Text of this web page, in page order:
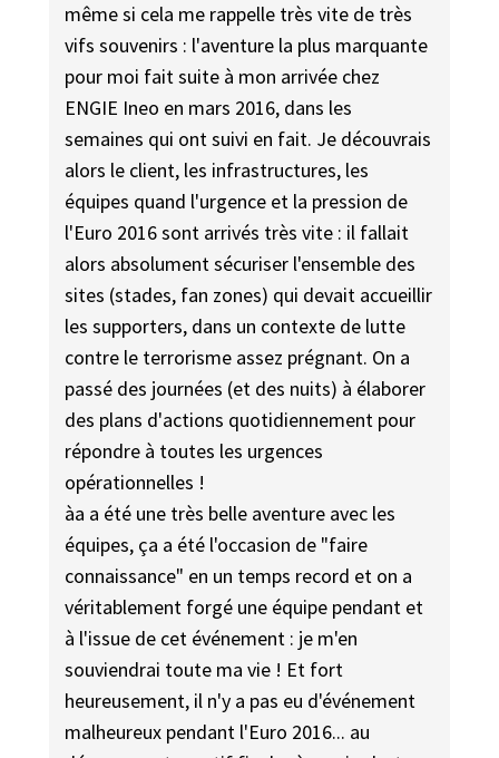
même si cela me rappelle très vite de très
vifs souvenirs : l'aventure la plus marquante
pour moi fait suite à mon arrivée chez
ENGIE Ineo en mars 2016, dans les
semaines qui ont suivi en fait. Je découvrais
alors le client, les infrastructures, les
équipes quand l'urgence et la pression de
l'Euro 2016 sont arrivés très vite : il fallait
alors absolument sécuriser l'ensemble des
sites (stades, fan zones) qui devait accueillir
les supporters, dans un contexte de lutte
contre le terrorisme assez prégnant. On a
passé des journées (et des nuits) à élaborer
des plans d'actions quotidiennement pour
répondre à toutes les urgences
opérationnelles !
àa a été une très belle aventure avec les
équipes, ça a été l'occasion de "faire
connaissance" en un temps record et on a
véritablement forgé une équipe pendant et
à l'issue de cet événement : je m'en
souviendrai toute ma vie ! Et fort
heureusement, il n'y a pas eu d'événement
malheureux pendant l'Euro 2016... au